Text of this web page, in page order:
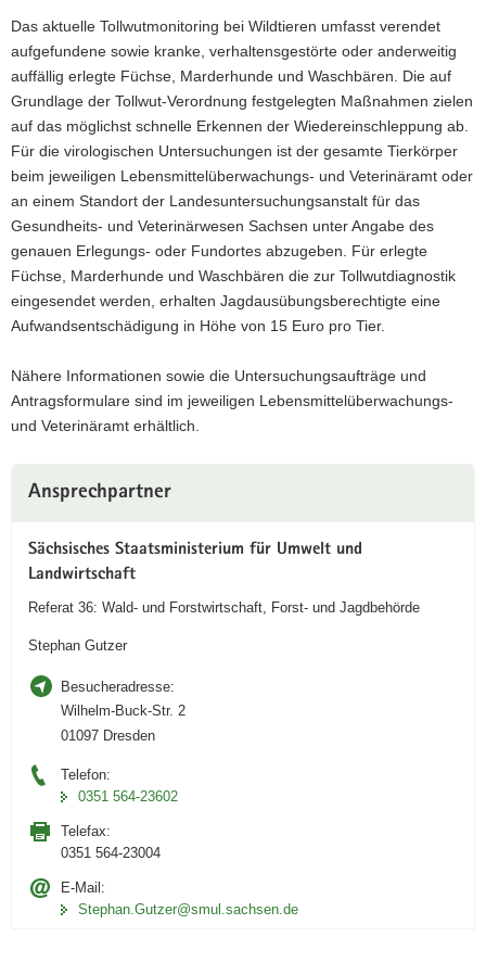
Das aktuelle Tollwutmonitoring bei Wildtieren umfasst verendet
aufgefundene sowie kranke, verhaltensgestörte oder anderweitig
auffällig erlegte Füchse, Marderhunde und Waschbären. Die auf
Grundlage der Tollwut-Verordnung festgelegten Maßnahmen zielen
auf das möglichst schnelle Erkennen der Wiedereinschleppung ab.
Für die virologischen Untersuchungen ist der gesamte Tierkörper
beim jeweiligen Lebensmittelüberwachungs- und Veterinäramt oder
an einem Standort der Landesuntersuchungsanstalt für das
Gesundheits- und Veterinärwesen Sachsen unter Angabe des
genauen Erlegungs- oder Fundortes abzugeben. Für erlegte
Füchse, Marderhunde und Waschbären die zur Tollwutdiagnostik
eingesendet werden, erhalten Jagdausübungsberechtigte eine
Aufwandsentschädigung in Höhe von 15 Euro pro Tier.
Nähere Informationen sowie die Untersuchungsaufträge und
Antragsformulare sind im jeweiligen Lebensmittelüberwachungs-
und Veterinäramt erhältlich.
Information
Ansprechpartner
Sächsisches Staatsministerium für Umwelt und
Landwirtschaft
Referat 36: Wald- und Forstwirtschaft, Forst- und Jagdbehörde
Stephan Gutzer
Besucheradresse:
Wilhelm-Buck-Str. 2
01097 Dresden
Telefon:
0351 564-23602
Telefax:
0351 564-23004
E-Mail:
Stephan.Gutzer@smul.sachsen.de